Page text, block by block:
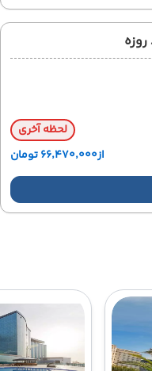
لحظه آخری
از۶۶٬۴۷۰٬۰۰۰ تومان